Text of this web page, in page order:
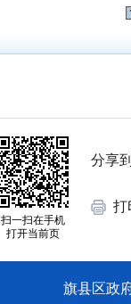
扫一扫在手机
打开当前页
分享
打
旗县区政